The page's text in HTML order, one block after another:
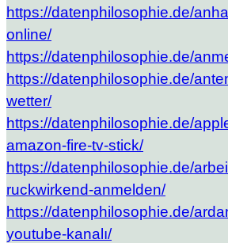
https://datenphilosophie.de/
online/
https://datenphilosophie.de/
https://datenphilosophie.de/
wetter/
https://datenphilosophie.de/
amazon-fire-tv-stick/
https://datenphilosophie.de/
ruckwirkend-anmelden/
https://datenphilosophie.de/
youtube-kanalı/